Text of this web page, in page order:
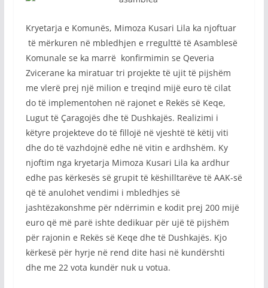
Kryetarja e Komunës, Mimoza Kusari Lila ka njoftuar
të mërkuren në mbledhjen e rregulttë të Asamblesë
Komunale se ka marrë konfirmimin se Qeveria
Zvicerane ka miratuar tri projekte të ujit të pijshëm
me vlerë prej një milion e treqind mijë euro të cilat
do të implementohen në rajonet e Rekës së Keqe,
Lugut të Çaragojës dhe të Dushkajës. Realizimi i
këtyre projekteve do të fillojë në vjeshtë të këtij viti
dhe do të vazhdojnë edhe në vitin e ardhshëm. Ky
njoftim nga kryetarja Mimoza Kusari Lila ka ardhur
edhe pas kërkesës së grupit të këshilltarëve të AAK-së
që të anulohet vendimi i mbledhjes së
jashtëzakonshme për ndërrimin e kodit prej 200 mijë
euro që më parë ishte dedikuar për ujë të pijshëm
për rajonin e Rekës së Keqe dhe të Dushkajës. Kjo
kërkesë për hyrje në rend dite hasi në kundërshti
dhe me 22 vota kundër nuk u votua.